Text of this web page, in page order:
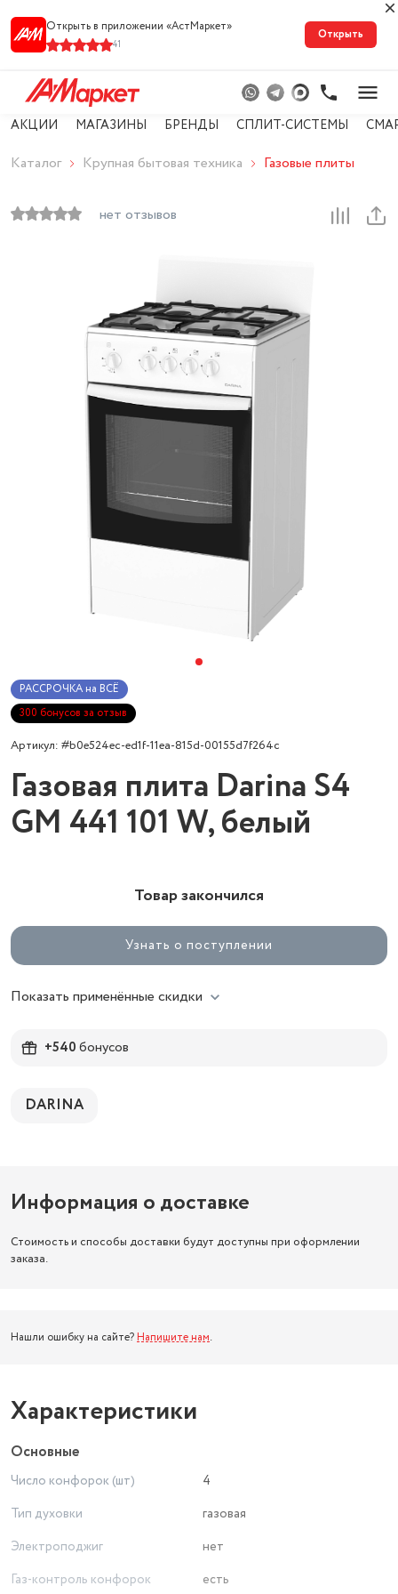
Открыть в приложении «АстМарке‪т‬»
41
Открыть
АКЦИИ МАГАЗИНЫ БРЕНДЫ СПЛИТ-СИСТЕМЫ
Каталог Крупная бытовая техника Газовые плиты
нет отзывов
РАССРОЧКА на ВСЁ
300 бонусов за отзыв
Артикул: #b0e524ec-ed1f-11ea-815d-00155d7f264c
Газовая плита Darina S4
GM 441 101 W, белый
Товар закончился
Узнать о поступлении
Показать применённые скидки
+540бонусов
DARINA
Информация о доставке
Стоимость и способы доставки будут доступны при оформлении
заказа.
Нашли ошибку на сайте? Напишите нам.
Характеристики
Основные
Число конфорок (шт)
4
Тип духовки
газовая
Электроподжиг
нет
Газ-контроль конфорок
есть